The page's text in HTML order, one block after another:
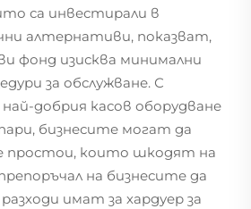
са инвестирали в
алтернативи, показват,
фонд изисква минимални
за обслужване. С
добрия касов оборудване
бизнесите могат да
простои, които шкодят на
на бизнесите да
имат за хардуер за